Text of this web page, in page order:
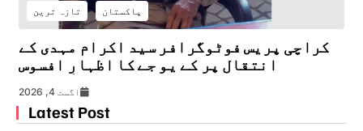
پاکستان تازہ ترین
کراچی پریس فوٹوگرافر سید اکرام مہدی کے
انتقال پر کے یو جے کا اظہارِ افسوس
اگست 4, 2026
Latest Post